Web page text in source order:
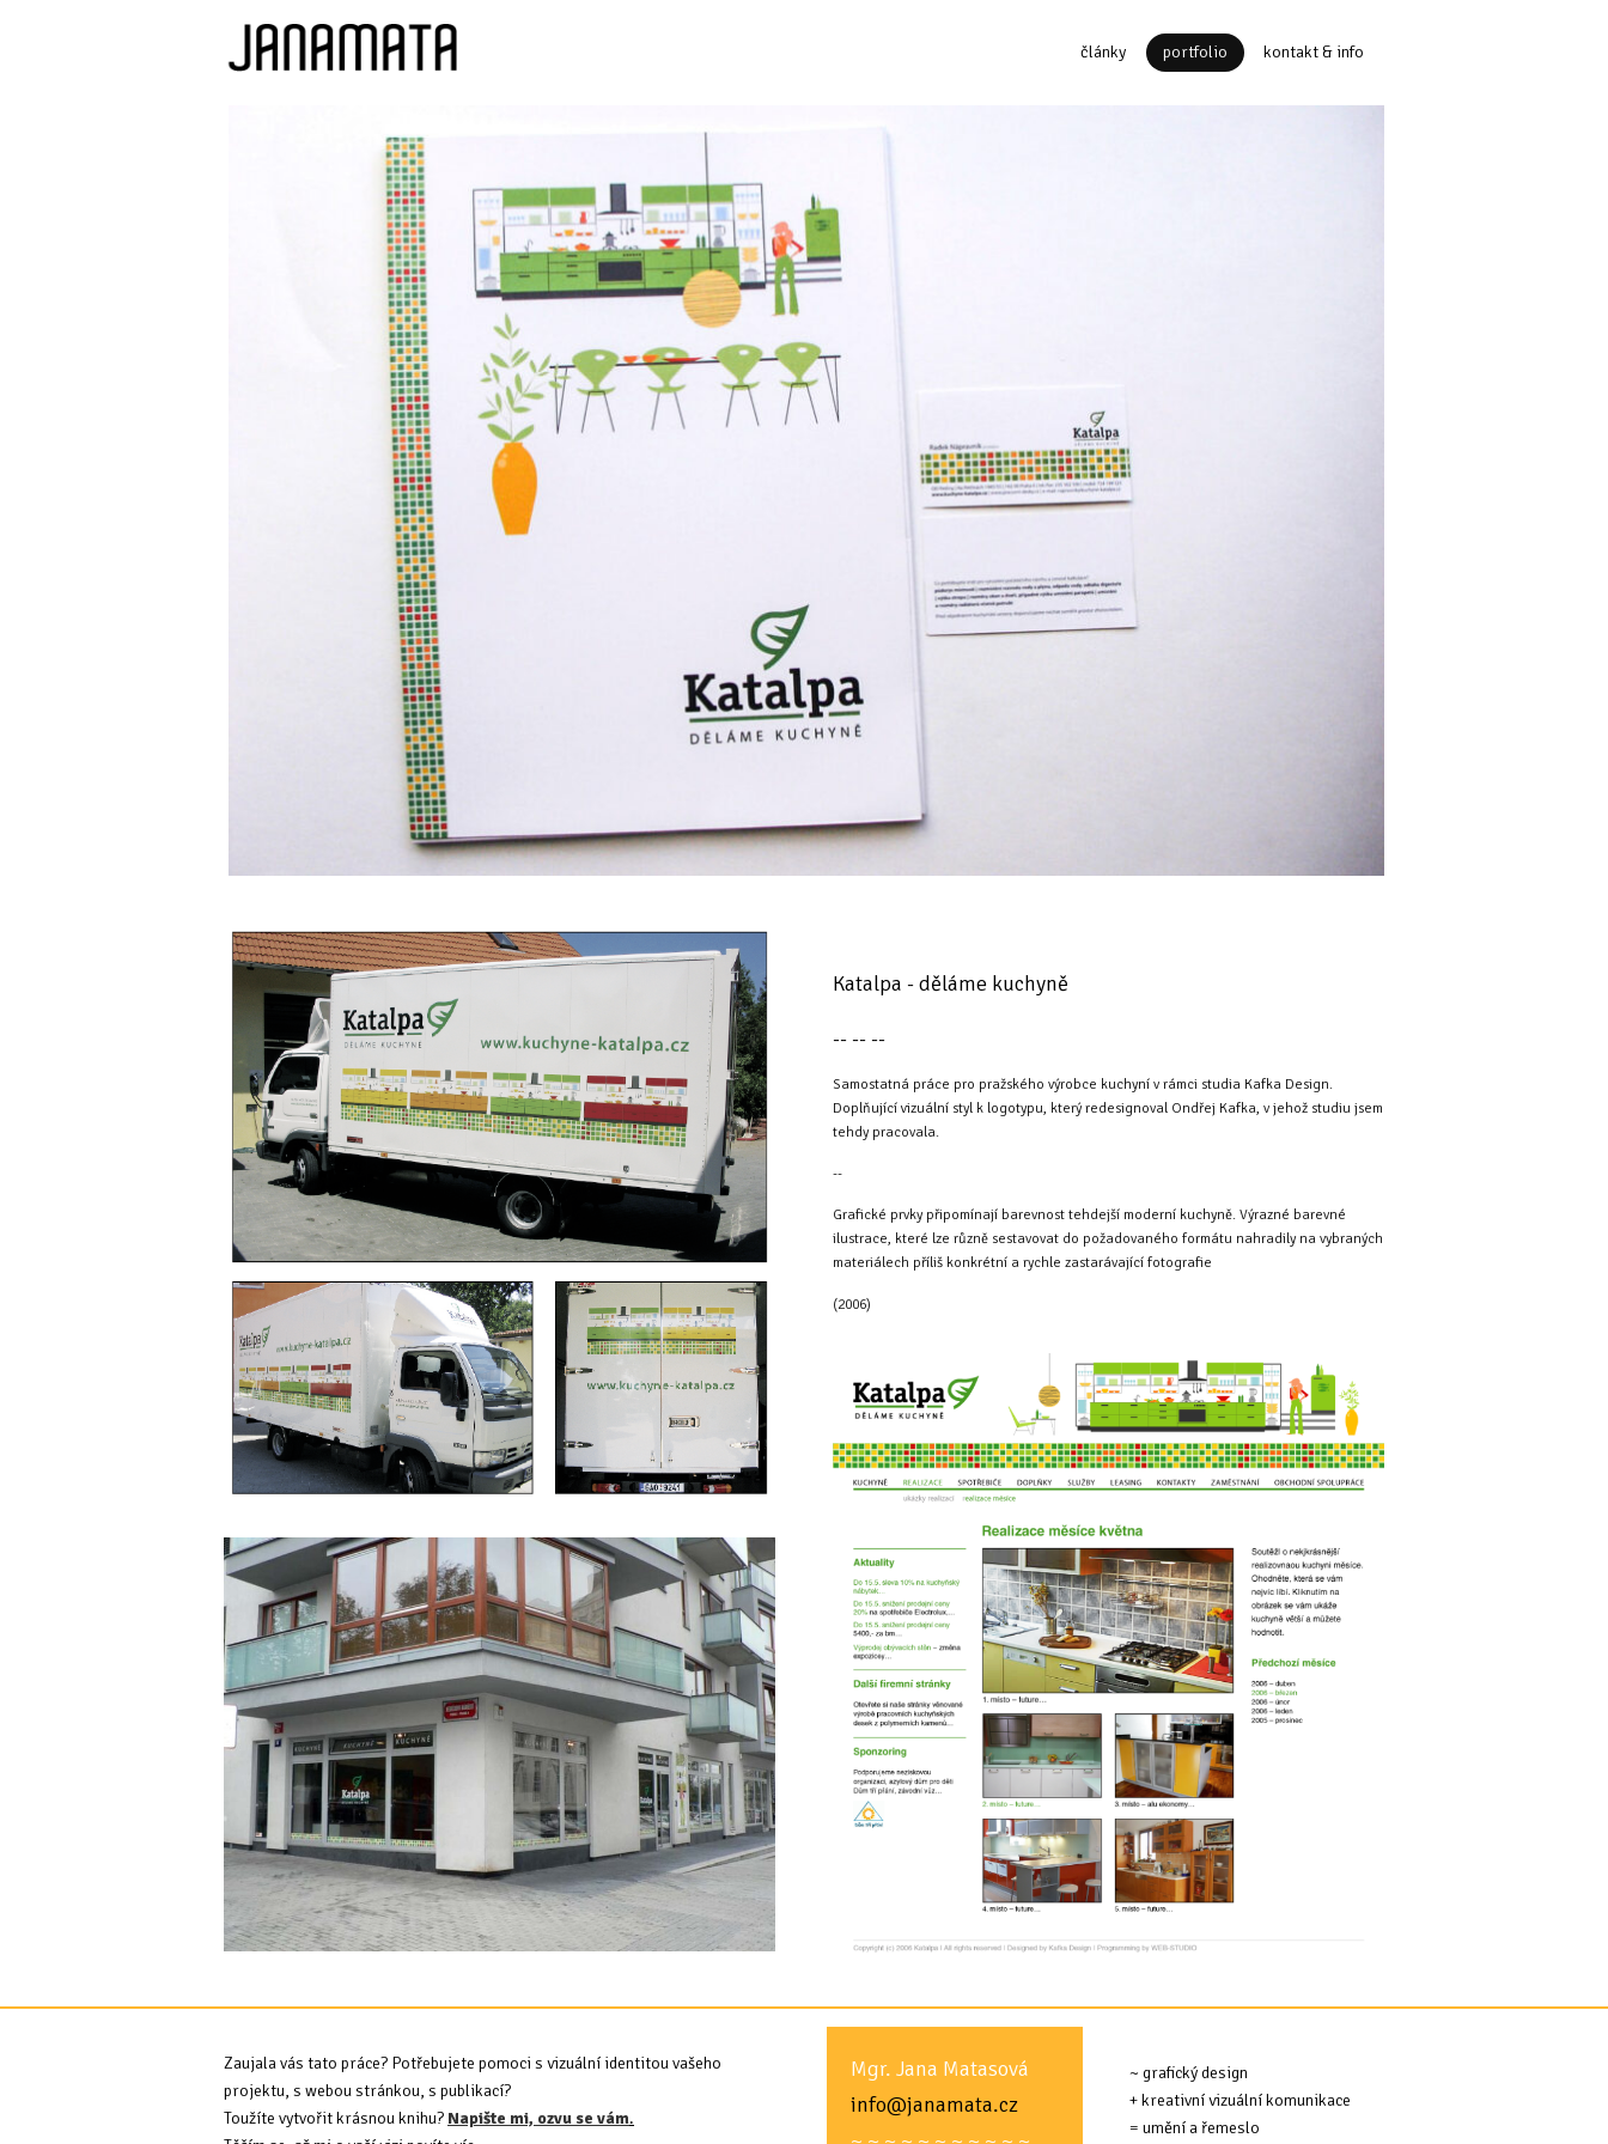
články portfolio kontakt & info
Katalpa - děláme kuchyně
-- -- --
Samostatná práce pro pražského výrobce kuchyní v rámci studia Kafka Design.
Doplňující vizuální styl k logotypu, který redesignoval Ondřej Kafka, v jehož studiu jsem
tehdy pracovala.
--
Grafické prvky připomínají barevnost tehdejší moderní kuchyně. Výrazné barevné
ilustrace, které lze různě sestavovat do požadovaného formátu nahradily na vybraných
materiálech příliš konkrétní a rychle zastarávající fotografie
(2006)
Zaujala vás tato práce? Potřebujete pomoci s vizuální identitou vašeho
projektu, s webou stránkou, s publikací?
Toužíte vytvořit krásnou knihu? Napište mi, ozvu se vám.
Mgr. Jana Matasová
info@janamata.cz
~ grafický design
+ kreativní vizuální komunikace
= umění a řemeslo